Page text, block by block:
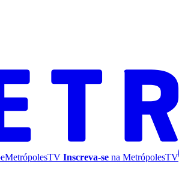
MetrópolesTV Inscreva-se na MetrópolesTV